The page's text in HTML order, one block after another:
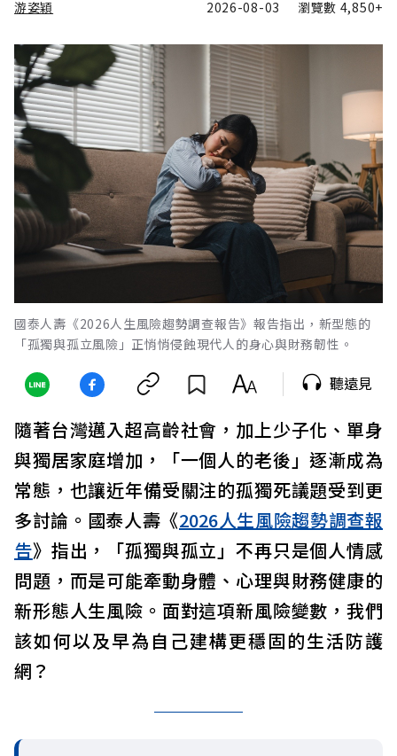
游姿穎 2026-08-03 瀏覽數 4,850+
國泰人壽《2026人生風險趨勢調查報告》報告指出，新型態的
「孤獨與孤立風險」正悄悄侵蝕現代人的身心與財務韌性。
聽遠見
隨著台灣邁入超高齡社會，加上少子化、單身
與獨居家庭增加，「一個人的老後」逐漸成為
常態，也讓近年備受關注的孤獨死議題受到更
多討論。國泰人壽《2026人生風險趨勢調查報
告》指出，「孤獨與孤立」不再只是個人情感
問題，而是可能牽動身體、心理與財務健康的
新形態人生風險。面對這項新風險變數，我們
該如何以及早為自己建構更穩固的生活防護
網？